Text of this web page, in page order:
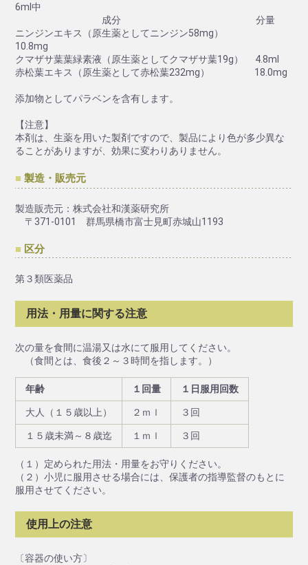
6ml中
成分 分量
ニンジンエキス（原生薬としてニンジン58mg）
10.8mg
クマザサ葉葉緑素液（原生薬としてクマザサ葉19g） 4.8ml
赤松葉エキス（原生薬として赤松葉232mg） 18.0mg
添加物としてパラベンを含有します。
【注意】
本剤は、生薬を用いた製剤ですので、製品により色が多少異な
ることがありますが、効果に変わりありません。
製造・販売元
製造販売元：株式会社和漢薬研究所
〒371-0101 群馬県橋市富士見町赤城山1193
区分
第３類医薬品
用法・用量に関する注意
次の量を食間に温湯又は水にて服用してください。
（食間とは、食後２～３時間を指します。）
年齢 １回量 １日服用回数
大人（１５歳以上） ２ｍｌ ３回
１５歳未満～８歳迄 １ｍｌ ３回
（１）定められた用法・用量をお守りください。
（２）小児に服用させる場合には、保護者の指導監督のもとに
服用させてください。
使用上の注意
〔容器の使い方〕